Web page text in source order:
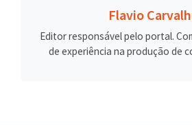
Flavio
Editor responsável pelo portal.
de experiência na produção de